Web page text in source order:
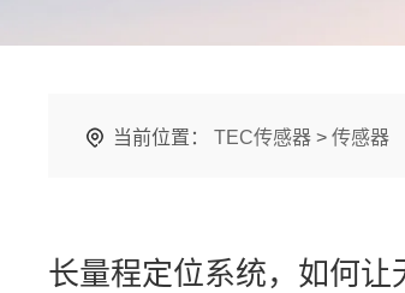
当前位置： TEC传感器 > 传感器
长量程定位系统，如何让